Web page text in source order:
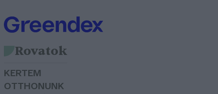
Rovatok
KERTEM
OTTHONUNK